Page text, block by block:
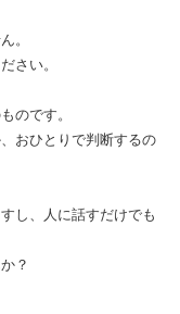
。
さい。
のです。
おひとりで判断するの
し、人に話すだけでも
？